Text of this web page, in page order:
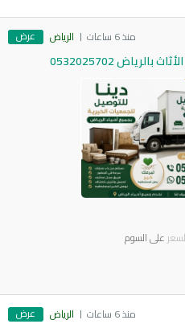
منذ 6 ساعات الرياض عرض
0532025702
على السوم
منذ 6 ساعات الرياض عرض